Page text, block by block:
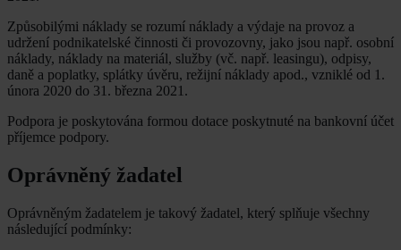
Způsobilými náklady se rozumí náklady a výdaje na provoz a
udržení podnikatelské činnosti či provozovny, jako jsou např. osobní
náklady, náklady na materiál, služby (vč. např. leasingu), odpisy,
daně a poplatky, splátky úvěru, režijní náklady apod., vzniklé od 1.
února 2020 do 31. března 2021.
Podpora je poskytována formou dotace poskytnuté na bankovní účet
příjemce podpory.
Oprávněný žadatel
Oprávněným žadatelem je takový žadatel, který splňuje všechny
následující podmínky: